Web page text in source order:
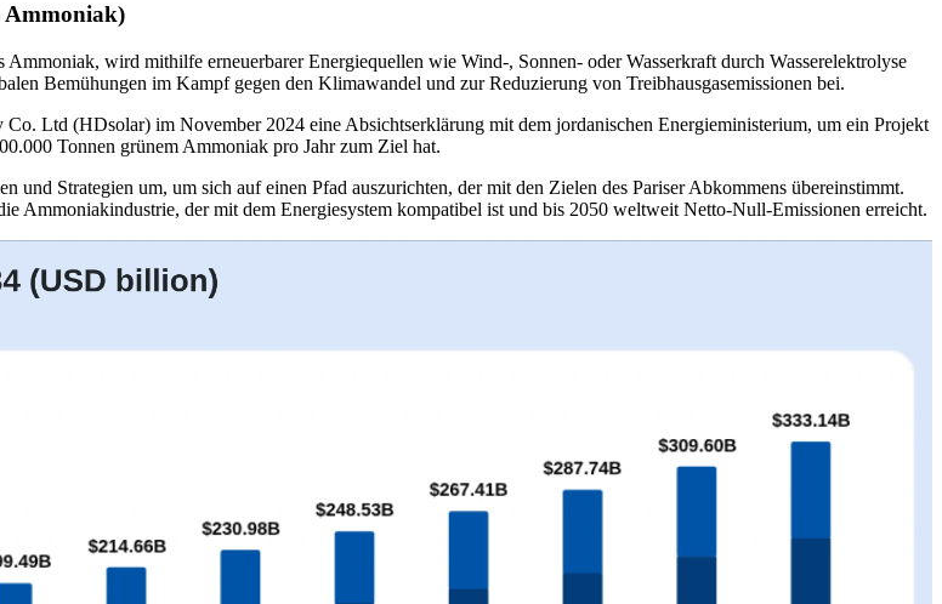
Ammoniak)
wird mithilfe erneuerbarer Energiequellen wie Wind-, Sonnen- oder Wasserkraft durch Wasserelektrolyse
Bemühungen im Kampf gegen den Klimawandel und zur Reduzierung von Treibhausgasemissionen bei.
Ltd (HDsolar) im November 2024 eine Absichtserklärung mit dem jordanischen Energieministerium, um ein Projekt
Tonnen grünem Ammoniak pro Jahr zum Ziel hat.
Strategien um, um sich auf einen Pfad auszurichten, der mit den Zielen des Pariser Abkommens übereinstimmt.
Ammoniakindustrie, der mit dem Energiesystem kompatibel ist und bis 2050 weltweit Netto-Null-Emissionen erreicht.